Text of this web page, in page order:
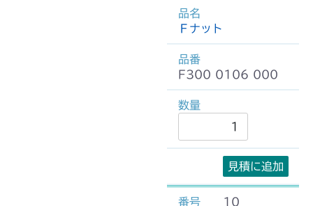
Ｆナット
F300 0106 000
見積に追加
10